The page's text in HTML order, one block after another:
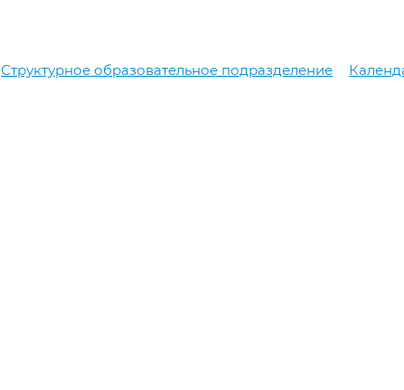
Структурное образовательное подразделение